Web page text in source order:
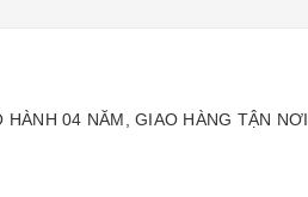
04 NĂM, GIAO HÀNG TẬN NƠI